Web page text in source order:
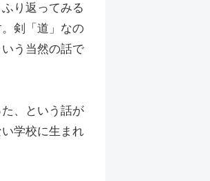
り返ってみる
剣「道」なの
う当然の話で
、という話が
学校に生まれ